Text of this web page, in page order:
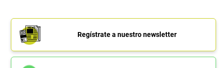
Regístrate a nuestro newsletter